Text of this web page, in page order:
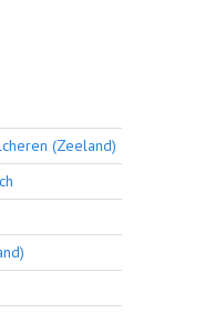
(Zeeland)